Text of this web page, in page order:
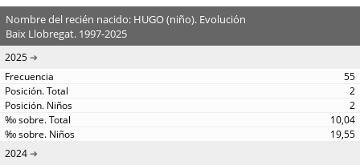
Nombre del recién nacido: HUGO (niño). Evolución
Baix Llobregat. 1997-2025
2025
55
2
2
10,04
19,55
2024